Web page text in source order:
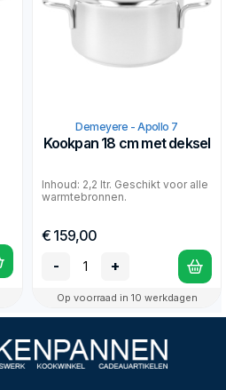
Demeyere - Apollo 7
Kookpan 18 cm met deksel
Inhoud: 2,2 ltr. Geschikt voor alle
warmtebronnen.
€ 159,00
-
+
Op voorraad in 10 werkdagen